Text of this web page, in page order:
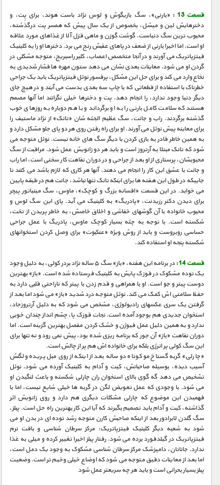
قسمت 13 :
«بارنی»، سگ بازیگوش و لوس نژاد باست هوند، برای پِت، و
دخترهایش لین و میشل، بخصوص از یک سال پیش که همسر پت درگذشته،
محبوب ترین سگ دنیاست. گوشت گوزن و ماهی قزل آلا از غذاهای مورد علاقه
او است. اما اخیرا بارنی از ضعف در پاهای عقبش رنج می برد. دخترها او را به کلینیک
فیتزپاتریک می آورند و در آنجا متخصص اعصاب، کلیر راسبریج، متوجه مشکلی در
گردن او می شود. معاینات بعدی نشان می دهد ستون مهره ها فشار شدیدی به
نخاع وارد می کند و برای حل این مشکل، پرفسور نوئل فیتزپاتریک باید یک جراحی
خطرناک با استفاده از قطعاتی که با چاپ سه بعدی بدست می آیند و در هیچ جای
دیگر دنیا وجود ندارد، را انجام دهد. پت و دخترها خیلی نگرانند اما آنها مصمم
هستند که سلامت کامل بارنی را به او برگرداند و با هم دوباره به روزهای خوب
گذشته برگردند. راب و جانت، سگ عظیم الجثه شان «تانک» از نژاد ماستیف را
برای معاینه پیش نوئل می آورند. او برای راه رفتن روی هر دو پای جلو مشکل دارد و
به همین خاطر قادر به بازی کردن با دیگر سگ های خانه نیست. نوئل متوجه می
شود که تانک مبتلا به آرتروز است و باید هر دو زانویش عمل شود. مراقبت از سگ
محبوبشان، پرستاری از او بعد از جراحی و در دوران نقاهت کار سختی است، اما راب
و جانت با عشق این کار را انجام می دهند. آنها هر کاری که لازم باشد می کنند تا
جاییکه در طول این هفته ها برای اینکه تانک تنها نباشد، جانت هم در طبقه پایین
می خوابد. در این قسمت «افسانه بزرگ و کوچک»، ماوس، سگ مینیاتور پیچر
برای دیدن دکتر رزیدنت، «پادریگ» به کلینیک می آید. پای این سگ لوس و
محبوب خانواده با آن گوشهای خفاشی و اخلاق خاصش، به خاطر پریدن از تخت،
شکسته است. با توجه به چثه بسیار کوچک ماوس، پادریگ با عمل جراحی
حساسی روبروست و باید از روش ویژه «عنکبوت» برای وصل کردن استخوانهای
شکسته پنجه او استفاده کند.
قسمت 14 :
در برنامه این هفته، «باز» سگ ۵ ساله نژاد بردر کولی، به دلیل وجود
یک توده مشکوک در قوزک پایش به کلینیک فرستاده شده است. «باز» بهترین
دوست پیتر و جو است. او با همراهی و قدم زدن با پیتر که ناراحتی قلبی دارد به
حفظ سلامتی اش کمک می کند. نوئل متوجه درد شدید «باز» می شود اما بعد از
گرفتن یک سری عکسهای رادیولوژی، مشخص می شود که به دلیل آرتروزحاد،
استخوان جدیدی هم بوجود آمده است. نجات قوزک پا، چشم انداز چندان خوبی
ندارد و به همین دلیل عمل فیوژن و خشک کردن مفصل بهترین گزینه است. اما
دوران نقاهت «باز» آن جور که برنامه ریزی شده بود، پیش نمی رود و نه تنها برای
این سگ کولی پر انرژی بلکه برای خانواده اش هم پر از چالش است.
«چارلی» گربه گستاخ مو کوتاه دو ساله بعد از اینکه از روی مبل پریده و لگنش
آسیب دیده، بوسیله صاحبانش، کیت و آدام به کلینیک آورده می شود. نوئل
تشخیص می دهد گه گوی بالای استخوان ران چارلی شکسته و باعث لنگیدن او
می شود. با وجودی که عمل تعویض لگن در گربه ها خیلی شایع نیست، اما با
فهمیدن این موضوع که چارلی مشکلات دیگری هم دارد و روی زانویش اثر
گذاشته، کیت و آدام باید تصمیم بگیرند که آیا این کار بهترین راه حل است. پبلز،
سگ گلدن لابرادور بعد از اینکه صاحبش کارن متوجه رشد توده ای در بدن او می
شود به شعبه دیگر کلینیک فیتزپاتریک: مرکز سرطان شناسی و بافت نرم
فیتزپاتریک در گیلدفورد برده می شود. رفتار پبلز اخیرا تغییر کرده و میلی به غذا
ندارد. جاناتان، دامپزشک مرکز سرطان شناسی مشکوک به وجود یک دمل است،
اما بعد از معاینات دقیق متوجه می شود که اوضاع خیلی وخیم تر است. وضعیت
پبلز بسیار بحرانی است و باید هر چه سریعتر عمل شود